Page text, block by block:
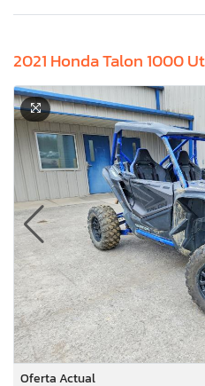
2021 Honda Talon 1000
Oferta Actual